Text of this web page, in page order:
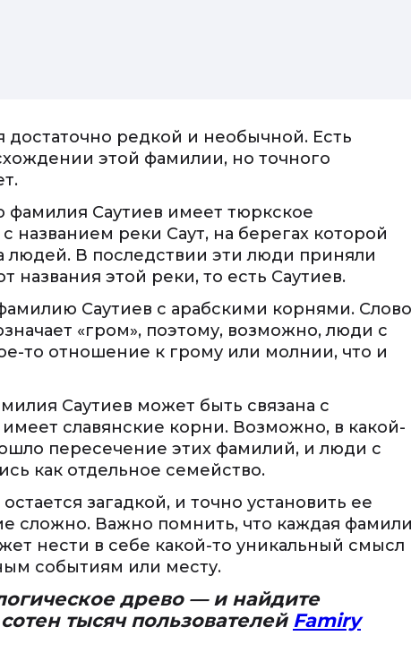
достаточно редкой и необычной. Есть
этой фамилии, но точного
фамилия Саутиев имеет тюркское
названием реки Саут, на берегах которой
людей. В последствии эти люди приняли
этой реки, то есть Саутиев.
Саутиев с арабскими корнями. Слово
«гром», поэтому, возможно, люди с
то отношение к грому или молнии, что и
Саутиев может быть связана с
славянские корни. Возможно, в какой-
пересечение этих фамилий, и люди с
как отдельное семейство.
загадкой, и точно установить ее
сложно. Важно помнить, что каждая
нести в себе какой-то уникальный смысл
событиям или месту.
древо — и найдите
тысяч пользователей Famiry